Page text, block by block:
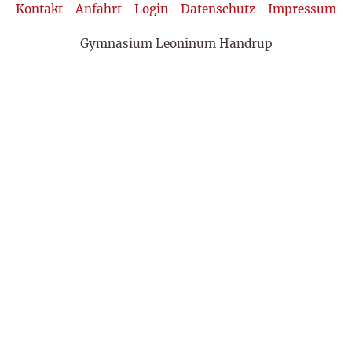
Kontakt Anfahrt Login Datenschutz Impressum
Gymnasium Leoninum Handrup